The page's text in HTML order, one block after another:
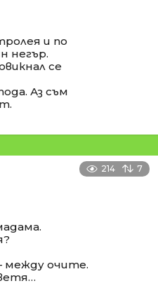
и по
негър.
се
Аз съм
214 7
между очите.